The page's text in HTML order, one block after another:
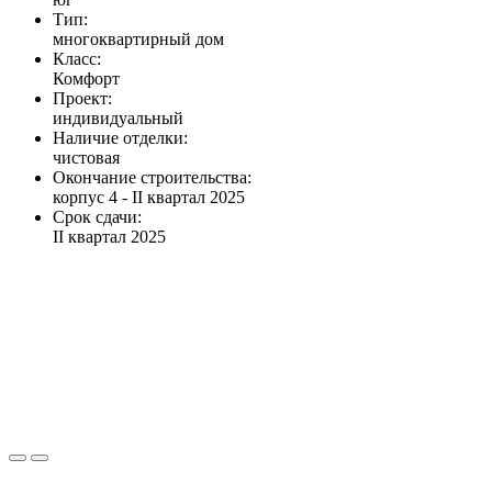
Тип:
многоквартирный дом
Класс:
Комфорт
Проект:
индивидуальный
Наличие отделки:
чистовая
Окончание строительства:
корпус 4 - II квартал 2025
Срок сдачи:
II квартал 2025